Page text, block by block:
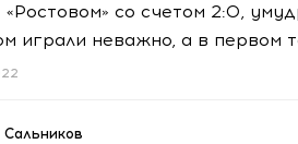
«Ростовом» со счетом 2:0,
играли неважно, а в первом
Сальников